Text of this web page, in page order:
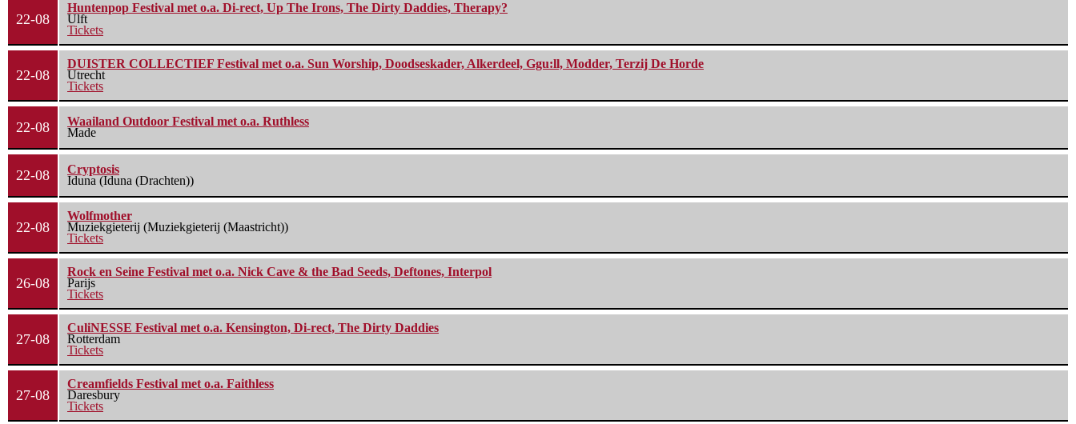
22-08
Huntenpop Festival met o.a. Di-rect, Up The Irons, The Dirty Daddies, Therapy?
Ulft
Tickets
22-08
DUISTER COLLECTIEF Festival met o.a. Sun Worship, Doodseskader, Alkerdeel, Ggu:ll, Modder, Terzij De Horde
Utrecht
Tickets
22-08
Waailand Outdoor Festival met o.a. Ruthless
Made
22-08
Cryptosis
Iduna (Iduna (Drachten))
22-08
Wolfmother
Muziekgieterij (Muziekgieterij (Maastricht))
Tickets
26-08
Rock en Seine Festival met o.a. Nick Cave & the Bad Seeds, Deftones, Interpol
Parijs
Tickets
27-08
CuliNESSE Festival met o.a. Kensington, Di-rect, The Dirty Daddies
Rotterdam
Tickets
27-08
Creamfields Festival met o.a. Faithless
Daresbury
Tickets